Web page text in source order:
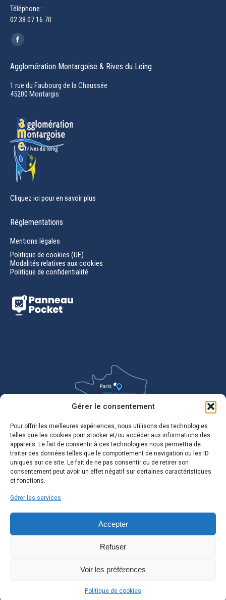
Gérer le consentement
Pour offrir les meilleures expériences, nous utilisons des technologies
telles que les cookies pour stocker et/ou accéder aux informations des
appareils. Le fait de consentir à ces technologies nous permettra de
traiter des données telles que le comportement de navigation ou les ID
uniques sur ce site. Le fait de ne pas consentir ou de retirer son
consentement peut avoir un effet négatif sur certaines caractéristiques
et fonctions.
Gérer les services
Accepter
Refuser
Voir les préférences
Politique de cookies
Téléphone :
02.38.07.16.70
Trouvez nous sur :
Facebook
opens
in
new
Agglomération Montargoise & Rives du Loing
1 rue du Faubourg de la Chaussée
45200 Montargis
Cliquez ici pour en savoir plus
Réglementations
Mentions légales
Politique de cookies (UE)
Modalités relatives aux cookies
Politique de confidentialité
©2021 MAIRIE de VILLEMANDEUR tous droits réservés.